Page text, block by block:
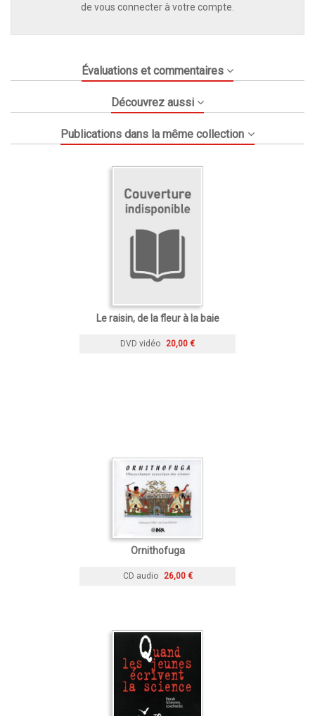
de vous connecter à votre compte.
Évaluations et commentaires
Découvrez aussi
Publications dans la même collection
Le raisin, de la fleur à la baie
DVD vidéo 20,00 €
Ornithofuga
CD audio 26,00 €